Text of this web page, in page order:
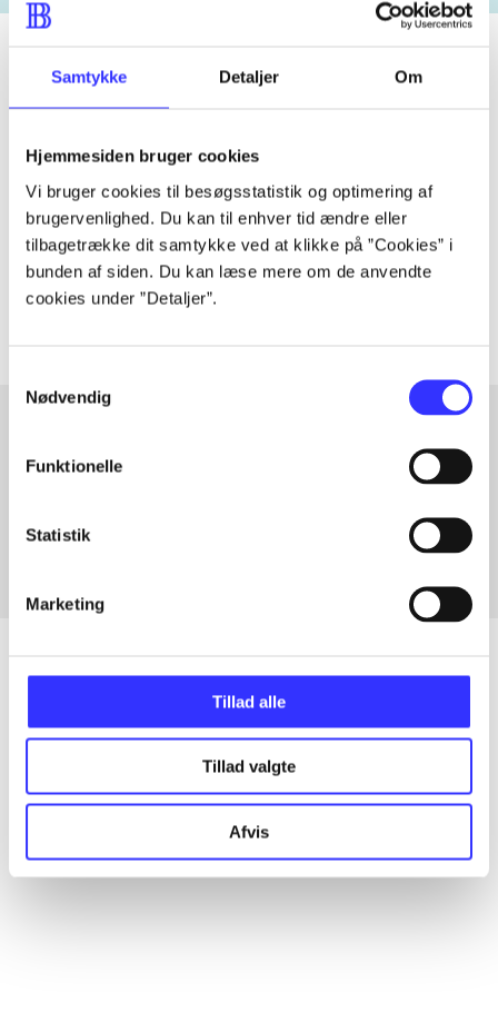
Samtykke Detaljer Om
Hjemmesiden bruger cookies
Vi bruger cookies til besøgsstatistik og optimering af
brugervenlighed. Du kan til enhver tid ændre eller
tilbagetrække dit samtykke ved at klikke på ”Cookies” i
bunden af siden. Du kan læse mere om de anvendte
cookies under ”Detaljer”.
Nødvendig
Funktionelle
Statistik
Marketing
Tillad alle
Tillad valgte
Afvis
Artiklen er en del af
lorem ipsum dolor sit amet ...
Tidsskrift
Artiklerne ihandler ofte om
Artikler med samme emner
Artikler
Alle registrerede artikler fordelt på udgivelser